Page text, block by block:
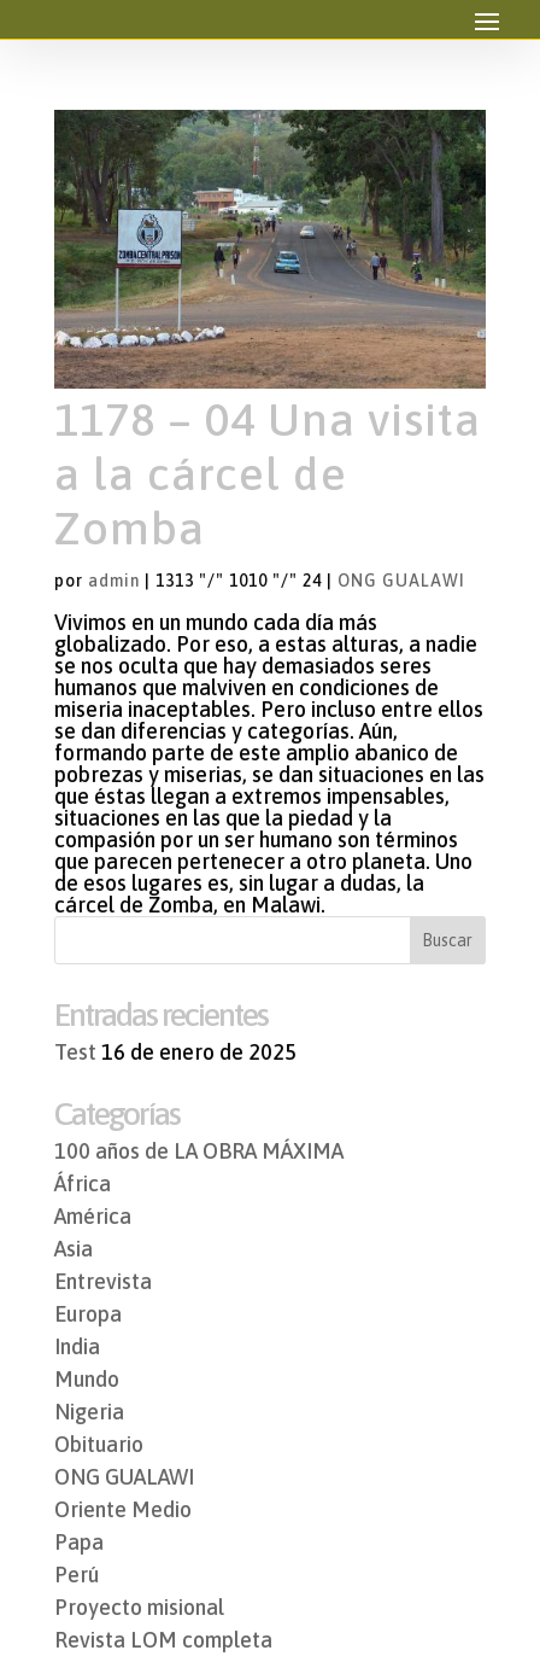
1178 – 04 Una visita
a la cárcel de
Zomba
por admin 1313 "/" 1010 "/" 24| ONG GUALAWI
Vivimos en un mundo cada día más
globalizado. Por eso, a estas alturas, a nadie
se nos oculta que hay demasiados seres
humanos que malviven en condiciones de
miseria inaceptables. Pero incluso entre ellos
se dan diferencias y categorías. Aún,
formando parte de este amplio abanico de
pobrezas y miserias, se dan situaciones en las
que éstas llegan a extremos impensables,
situaciones en las que la piedad y la
compasión por un ser humano son términos
que parecen pertenecer a otro planeta. Uno
de esos lugares es, sin lugar a dudas, la
cárcel de Zomba, en Malawi.
Entradas recientes
Test 16 de enero de 2025
Categorías
100 años de LA OBRA MÁXIMA
África
América
Asia
Entrevista
Europa
India
Mundo
Nigeria
Obituario
ONG GUALAWI
Oriente Medio
Papa
Perú
Proyecto misional
Revista LOM completa